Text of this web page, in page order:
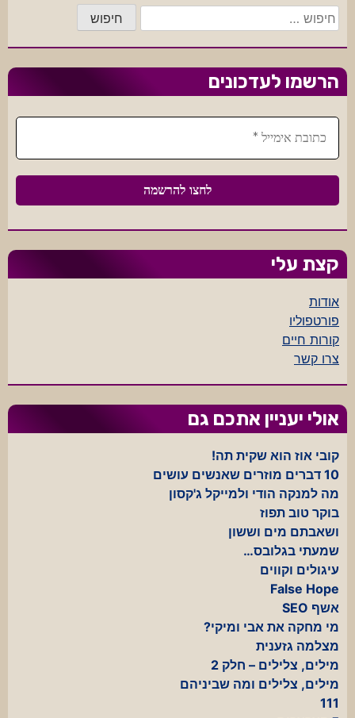
חיפוש:
הרשמו לעדכונים
קצת עלי
אודות
פורטפוליו
קורות חיים
צרו קשר
אולי יעניין אתכם גם
קובי אוז הוא שקית תה!
10 דברים מוזרים שאנשים עושים
מה למנקה הודי ולמייקל ג'קסון
בוקר טוב תפוז
ושאבתם מים וששון
שמעתי בגלובס…
עיגולים וקווים
False Hope
אשף SEO
מי מחקה את אבי ומיקי?
מצלמה גזענית
מילים, צלילים – חלק 2
מילים, צלילים ומה שביניהם
111